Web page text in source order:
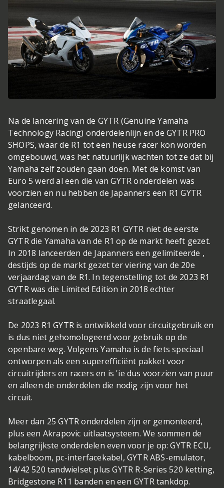
Na de lancering van de GYTR (Genuine Yamaha
Technology Racing) onderdelenlijn en de GYTR PRO
SHOPS, waar de R1 tot een heuse racer kon worden
omgebouwd, was het natuurlijk wachten tot ze dat bij
Yamaha zelf zouden gaan doen. Met de komst van
Euro 5 werd al een die van GYTR onderdelen was
voorzien en nu hebben de Japanners een R1 GYTR
gelanceerd.
Strikt genomen in de 2023 R1 GYTR niet de eerste
GYTR die Yamaha van de R1 op de markt heeft gezet.
In 2018 lanceerden de Japanners een gelimiteerde ,
destijds op de markt gezet ter viering van de 20e
verjaardag van de R1. In tegenstelling tot de 2023 R1
GYTR was die Limited Edition in 2018 echter
straatlegaal.
De 2023 R1 GYTR is ontwikkeld voor circuitgebruik en
is dus niet gehomologeerd voor gebruik op de
openbare weg. Volgens Yamaha is de fiets speciaal
ontworpen als een superefficiënt pakket voor
circuitrijders en racers en is 'ie dus voorzien van puur
en alleen de onderdelen die nodig zijn voor het
circuit.
Meer dan 25 GYTR onderdelen zijn er gemonteerd,
plus een Akrapovic uitlaatsysteem. We sommen de
belangrijkste onderdelen even voor je op: GYTR ECU,
kabelboom, pc-interfacekabel, GYTR ABS-emulator,
14/42 520 tandwielset plus GYTR R-Series 520 ketting,
Bridgestone R11 banden en een GYTR tankdop.